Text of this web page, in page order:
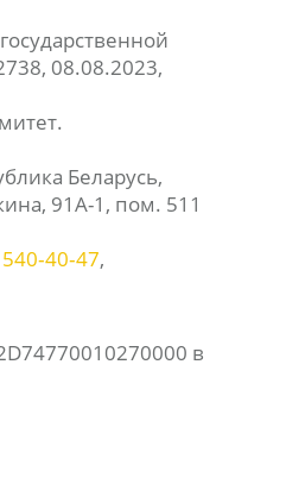
08.08.2023,
Беларусь,
91А-1, пом. 511
,
в